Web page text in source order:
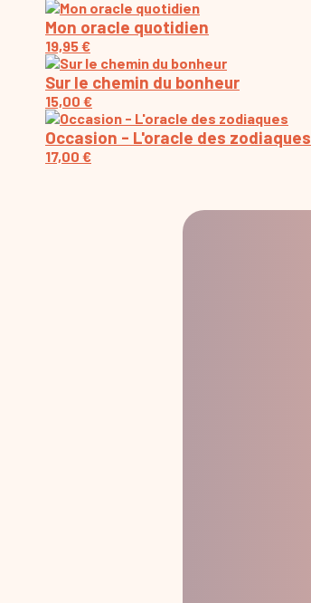
Mon oracle quotidien
19,95€
Sur le chemin du bonheur
15,00 €
Occasion - L'oracle des zodiaques
17,00 €